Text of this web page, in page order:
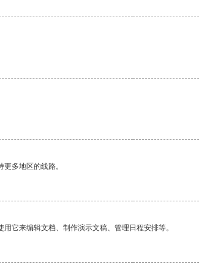
多地区的线路。
它来编辑文档、制作演示文稿、管理日程安排等。